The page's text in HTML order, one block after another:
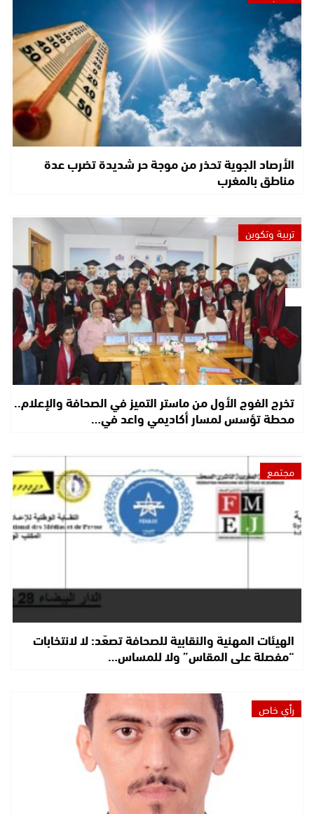
الأرصاد الجوية تحذر من موجة حر شديدة تضرب عدة
مناطق بالمغرب
تربية وتكوين
تخرج الفوج الأول من ماستر التميز في الصحافة والإعلام..
محطة تؤسس لمسار أكاديمي واعد في…
مجتمع
الهيئات المهنية والنقابية للصحافة تصعّد: لا لانتخابات
“مفصلة على المقاس” ولا للمساس…
رأي خاص